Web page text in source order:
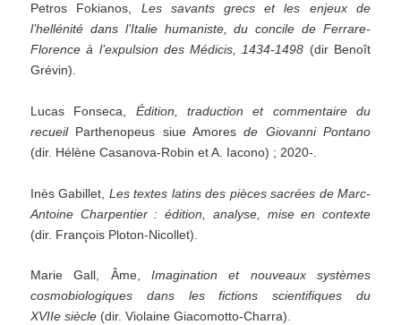
Petros Fokianos, Les savants grecs et les enjeux de
l’hellénité dans l’Italie humaniste, du concile de Ferrare-
Florence à l’expulsion des Médicis, 1434-1498 (dir Benoît
Grévin).
Lucas Fonseca, Édition, traduction et commentaire du
recueil Parthenopeus siue Amores de Giovanni Pontano
(dir. Hélène Casanova-Robin et A. Iacono) ; 2020-.
Inès Gabillet, Les textes latins des pièces sacrées de Marc-
Antoine Charpentier : édition, analyse, mise en contexte
(dir. François Ploton-Nicollet).
Marie Gall, Âme, Imagination et nouveaux systèmes
cosmobiologiques dans les fictions scientifiques du
XVIIe siècle (dir. Violaine Giacomotto-Charra).